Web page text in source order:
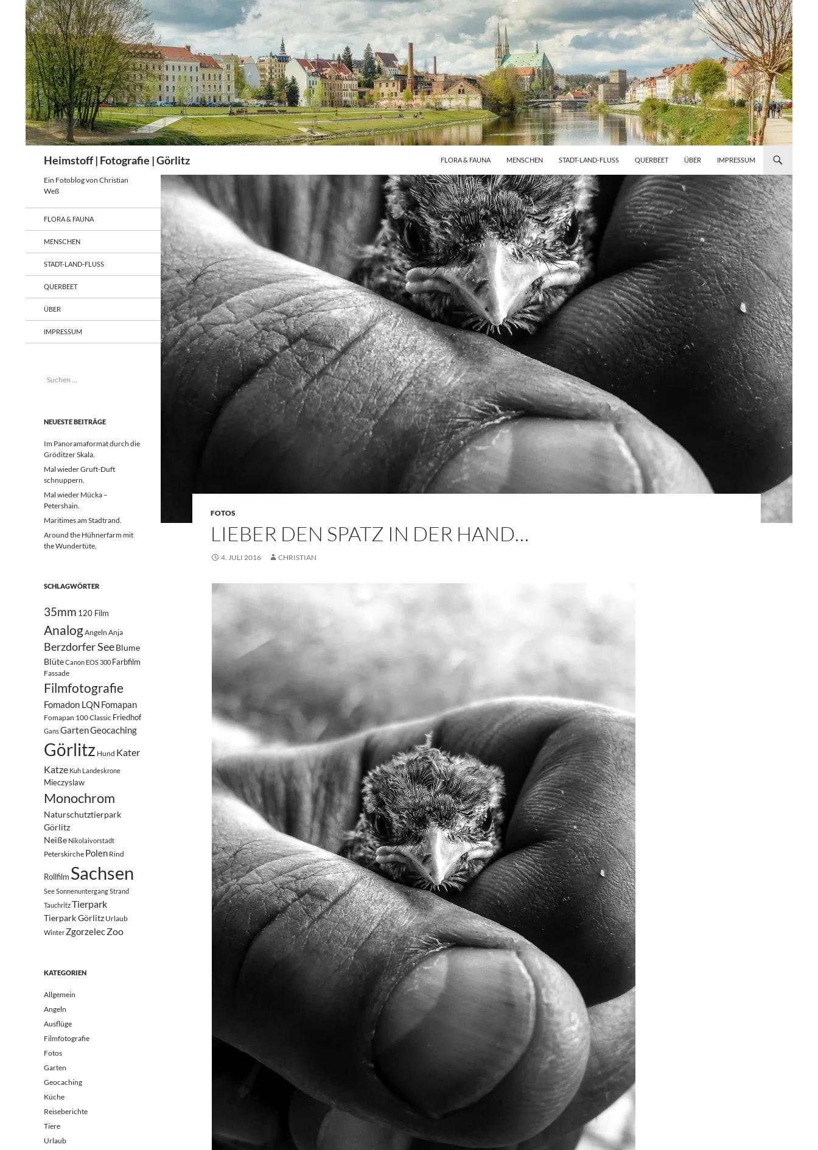
springen
Heimstoff | Fotografie | Görlitz FLORA & FAUNA MENSCHEN STADT-LAND-FLUSS QUERBEET ÜBER IMPRESSUM
FOTOS
LIEBER DEN SPATZ IN DER HAND…
4. JULI 2016 CHRISTIAN
Ein Fotoblog von Christian
Weß
FLORA & FAUNA
MENSCHEN
STADT-LAND-FLUSS
QUERBEET
ÜBER
IMPRESSUM
Suchen
NEUESTE BEITRÄGE
Im Panoramaformat durch die
Gröditzer Skala.
Mal wieder Gruft-Duft
schnuppern.
Mal wieder Mücka –
Petershain.
Maritimes am Stadtrand.
Around the Hühnerfarm mit
the Wundertüte.
SCHLAGWÖRTER
35mm 120 Film
AnalogAngeln Anja
Berzdorfer SeeBlume
BlüteCanon EOS 300 Farbfilm
Fassade
Filmfotografie
Fomadon LQN Fomapan
Fomapan 100 Classic Friedhof
GansGartenGeocaching
Görlitz Hund Kater
Katze Kuh Landeskrone
Mieczyslaw
Monochrom
Naturschutztierpark
Görlitz
Neiße Nikolaivorstadt
Peterskirche Polen Rind
Rollfilm Sachsen
SeeSonnenuntergangStrand
TauchritzTierpark
Tierpark Görlitz Urlaub
Winter ZgorzelecZoo
KATEGORIEN
Allgemein
Angeln
Ausflüge
Filmfotografie
Fotos
Garten
Geocaching
Küche
Reiseberichte
Tiere
Urlaub